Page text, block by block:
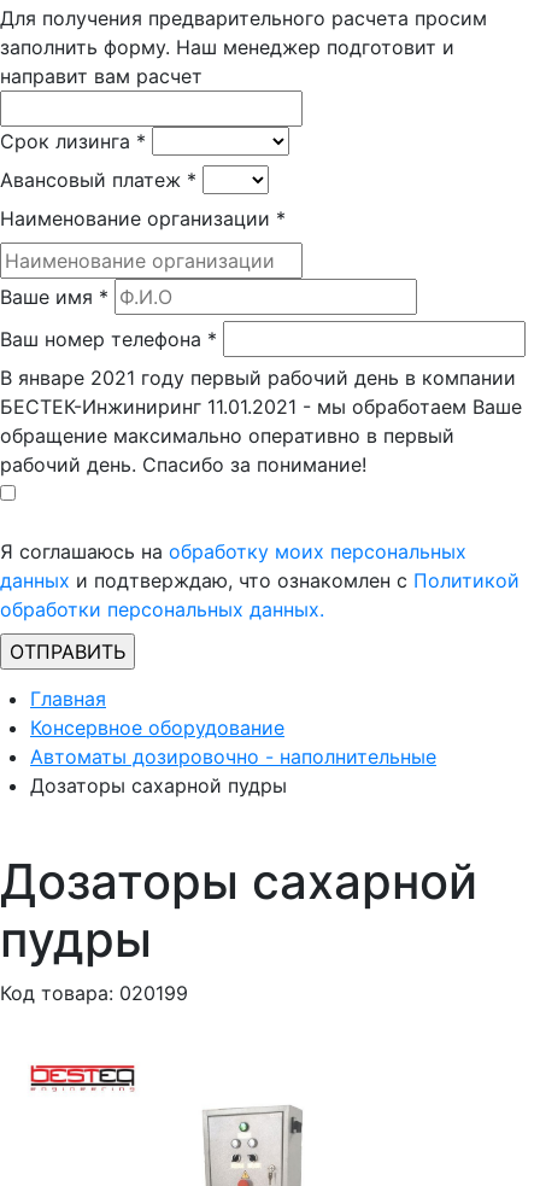
Для получения предварительного расчета просим
заполнить форму. Наш менеджер подготовит и
направит вам расчет
Срок лизинга *
Авансовый платеж *
Наименование организации *
Ваше имя *
Ваш номер телефона *
В январе 2021 году первый рабочий день в компании
БЕСТЕК-Инжиниринг 11.01.2021 - мы обработаем Ваше
обращение максимально оперативно в первый
рабочий день. Спасибо за понимание!
Я соглашаюсь на обработку моих персональных
данных и подтверждаю, что ознакомлен с Политикой
обработки персональных данных.
Главная
Консервное оборудование
Автоматы дозировочно - наполнительные
Дозаторы сахарной пудры
Дозаторы сахарной
пудры
Код товара: 020199